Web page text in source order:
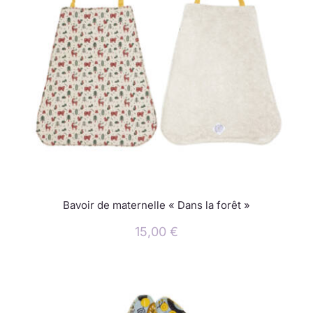
Bavoir de maternelle « Dans la forêt »
15,00 €